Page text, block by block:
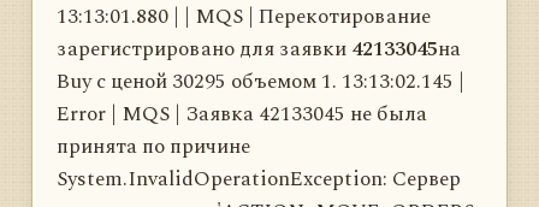
13:13:01.880 | | MQS | Перекотирование
зарегистрировано для заявки42133045на
Buy с ценой 30295 объемом 1. 13:13:02.145 |
Error | MQS | Заявка 42133045 не была
принята по причине
System.InvalidOperationException: Сервер